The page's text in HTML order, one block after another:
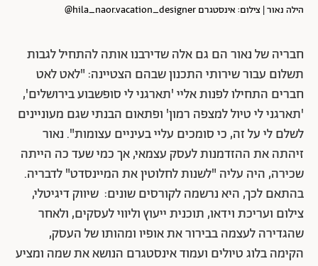
הילה נאור | צילום: אינסטגרם hila_naor.vacation_designer@
חבריה של נאור הם גם אלה שדירבנו אותה להתחיל לגבות
תשלום עבור שירותי התכנון שבהם הצטיינה: "לאט לאט
חברים התחילו לפנות אליי 'תארגני לי סופשבוע בירושלים',
'תארגני לי טיול למצפה רמון' ופתאום הבנתי שגם מעוניינים
לשלם לי על זה, כי סומכים עליי בעיניים עצומות". נאור
זיהתה את ההזדמנות לעסק עצמאי, אך כמי שעד כה הייתה
שכירה, היה עליה "לשנות לחלוטין את המיינסדט" לדבריה.
בהתאם לכך, היא נרשמה לקורסים שונים: שיווק דיגיטלי,
צילום ועריכת וידאו, תוכנית ייעוץ וליווי לעסקים, ולאחר
שהגדירה לעצמה בבירור את אופיו ומהותו של העסק,
הקימה בלוג טיולים ועמוד אינסטגרם הנושא את שמה ומציע